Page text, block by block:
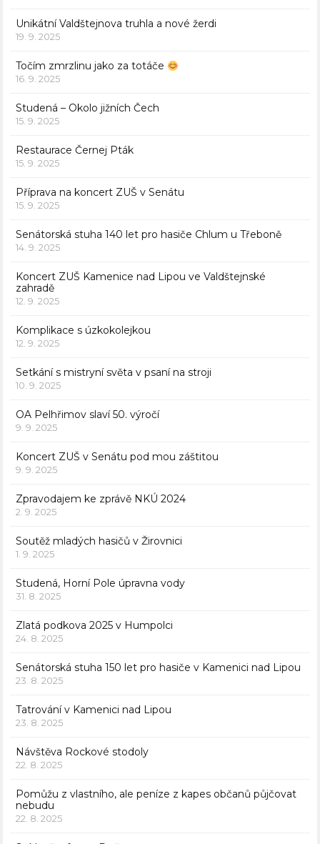
Unikátní Valdštejnova truhla a nové žerdi
19. 9. 2025
Točím zmrzlinu jako za totáče
16. 9. 2025
Studená – Okolo jižních Čech
15. 9. 2025
Restaurace Černej Pták
15. 9. 2025
Příprava na koncert ZUŠ v Senátu
15. 9. 2025
Senátorská stuha 140 let pro hasiče Chlum u Třeboně
14. 9. 2025
Koncert ZUŠ Kamenice nad Lipou ve Valdštejnské
zahradě
12. 9. 2025
Komplikace s úzkokolejkou
12. 9. 2025
Setkání s mistryní světa v psaní na stroji
10. 9. 2025
OA Pelhřimov slaví 50. výročí
9. 9. 2025
Koncert ZUŠ v Senátu pod mou záštitou
9. 9. 2025
Zpravodajem ke zprávě NKÚ 2024
2. 9. 2025
Soutěž mladých hasičů v Žirovnici
1. 9. 2025
Studená, Horní Pole úpravna vody
31. 8. 2025
Zlatá podkova 2025 v Humpolci
24. 8. 2025
Senátorská stuha 150 let pro hasiče v Kamenici nad Lipou
23. 8. 2025
Tatrování v Kamenici nad Lipou
23. 8. 2025
Návštěva Rockové stodoly
22. 8. 2025
Pomůžu z vlastního, ale peníze z kapes občanů půjčovat
nebudu
22. 8. 2025